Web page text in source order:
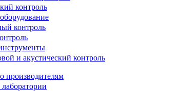
контроль
контроль
и акустический контроль
производителям
лаборатории